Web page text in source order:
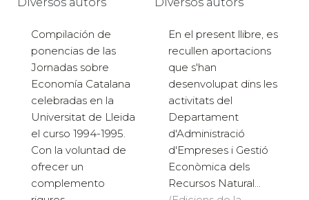
Compilación de
ponencias de las
Jornadas sobre
Economía Catalana
celebradas en la
Universitat de Lleida
el curso 1994-1995.
Con la voluntad de
ofrecer un
complemento
En el present llibre, es
recullen aportacions
que s'han
desenvolupat dins les
activitats del
Departament
d'Administració
d'Empreses i Gestió
Econòmica dels
Recursos Natural...